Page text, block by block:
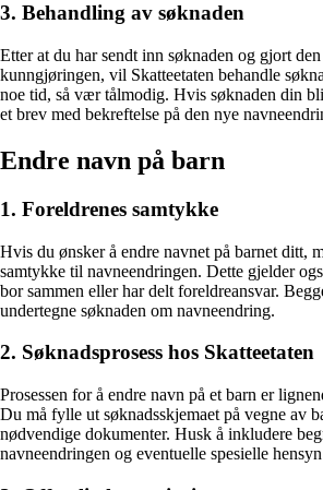
3. Behandling av søknaden
Etter at du har sendt inn søknaden og gjort
kunngjøringen, vil Skatteetaten behandle
noe tid, så vær tålmodig. Hvis søknaden din
et brev med bekreftelse på den nye
Endre navn på barn
1. Foreldrenes samtykke
Hvis du ønsker å endre navnet på barnet ditt,
samtykke til navneendringen. Dette gjelder
bor sammen eller har delt foreldreansvar.
undertegne søknaden om navneendring.
2. Søknadsprosess hos Skatteetaten
Prosessen for å endre navn på et barn er
Du må fylle ut søknadsskjemaet på vegne av
nødvendige dokumenter. Husk å inkludere
navneendringen og eventuelle spesielle